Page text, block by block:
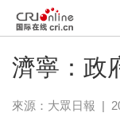
濟寧：政
來源： 大眾日報 |